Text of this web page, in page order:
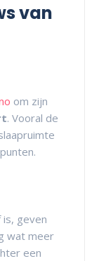
van
om zijn
. Vooral de
geven
wat meer
een